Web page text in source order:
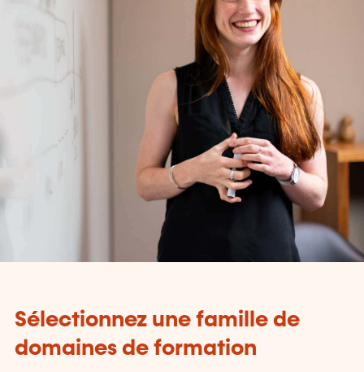
Sélectionnez une famille de
domaines de formation